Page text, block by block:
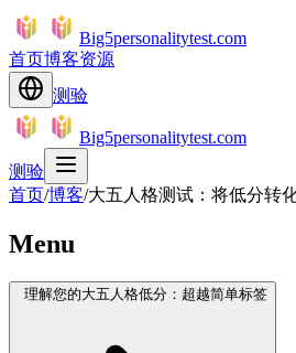
Big5personalitytest.com
首页博客资源
测验
Big5personalitytest.com
测验
首页/博客/大五人格测试：将低分转
Menu
理解您的大五人格低分：超越简单标签